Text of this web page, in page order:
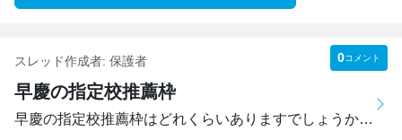
スレッド作成者: 保護者 0コメント
早慶の指定校推薦枠
早慶の指定校推薦枠はどれくらいありますでしょうか。文系の...